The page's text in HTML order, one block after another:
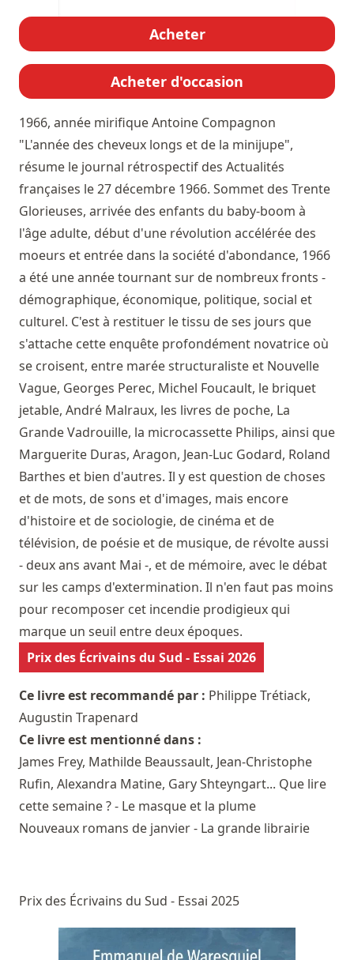
Acheter
Acheter d'occasion
1966, année mirifiqueAntoine Compagnon
"L'année des cheveux longs et de la minijupe",
résume le journal rétrospectif des Actualités
françaises le 27 décembre 1966. Sommet des Trente
Glorieuses, arrivée des enfants du baby-boom à
l'âge adulte, début d'une révolution accélérée des
moeurs et entrée dans la société d'abondance, 1966
a été une année tournant sur de nombreux fronts -
démographique, économique, politique, social et
culturel. C'est à restituer le tissu de ses jours que
s'attache cette enquête profondément novatrice où
se croisent, entre marée structuraliste et Nouvelle
Vague, Georges Perec, Michel Foucault, le briquet
jetable, André Malraux, les livres de poche, La
Grande Vadrouille, la microcassette Philips, ainsi que
Marguerite Duras, Aragon, Jean-Luc Godard, Roland
Barthes et bien d'autres. Il y est question de choses
et de mots, de sons et d'images, mais encore
d'histoire et de sociologie, de cinéma et de
télévision, de poésie et de musique, de révolte aussi
- deux ans avant Mai -, et de mémoire, avec le débat
sur les camps d'extermination. Il n'en faut pas moins
pour recomposer cet incendie prodigieux qui
marque un seuil entre deux époques.
Prix des Écrivains du Sud - Essai 2026
Ce livre est recommandé par : Philippe Trétiack,
Augustin Trapenard
Ce livre est mentionné dans :
James Frey, Mathilde Beaussault, Jean-Christophe
Rufin, Alexandra Matine, Gary Shteyngart... Que lire
cette semaine ? - Le masque et la plume
Nouveaux romans de janvier - La grande librairie
Prix des Écrivains du Sud - Essai 2025